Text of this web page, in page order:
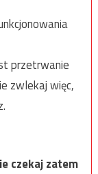
przetrwanie
zwlekaj więc,
czekaj zatem